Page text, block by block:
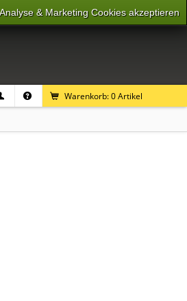
Warenkorb:0Artikel
Analyse & Marketing Cookies akzeptieren